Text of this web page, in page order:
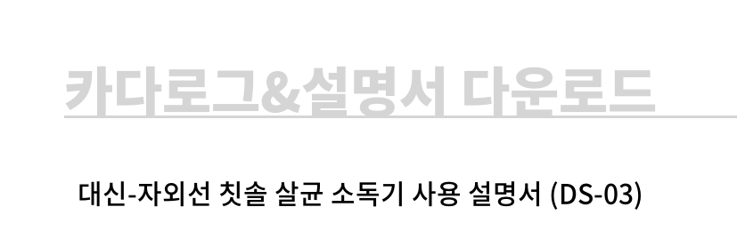
카다로그&설명서 다운로드
대신-자외선 칫솔 살균 소독기 사용 설명서 (DS-03)